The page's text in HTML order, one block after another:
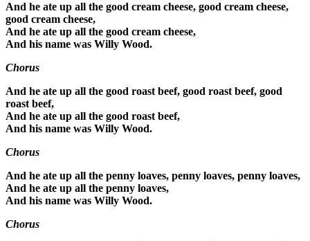
And he ate up all the good cream cheese, good cream cheese,
good cream cheese,
And he ate up all the good cream cheese,
And his name was Willy Wood.
Chorus
And he ate up all the good roast beef, good roast beef, good
roast beef,
And he ate up all the good roast beef,
And his name was Willy Wood.
Chorus
And he ate up all the penny loaves, penny loaves, penny loaves,
And he ate up all the penny loaves,
And his name was Willy Wood.
Chorus